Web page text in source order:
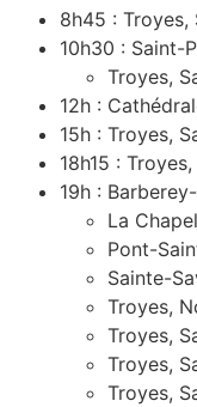
8h45 :
10h30 : Saint-
Troyes,
12h :
15h : Troyes,
18h15 :
19h :
La
Pont-
Sainte-
Troyes,
Troyes,
Troyes,
Troyes,